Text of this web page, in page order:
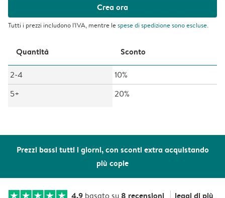
Prezzi bassi tutti i giorni, con sconti extra acquistando
più copie
Crea ora
Tutti i prezzi includono l'IVA, mentre lespese di spedizionesono escluse.
Quantità Sconto
2-4
10%
5+
20%
4.9 basato su 8 recensioni leggi di più